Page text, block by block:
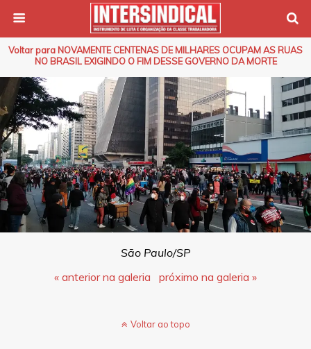
Voltar para NOVAMENTE CENTENAS DE MILHARES OCUPAM AS RUAS
NO BRASIL EXIGINDO O FIM DESSE GOVERNO DA MORTE
São Paulo/SP
« anterior na galeria
próximo na galeria »
Voltar ao topo